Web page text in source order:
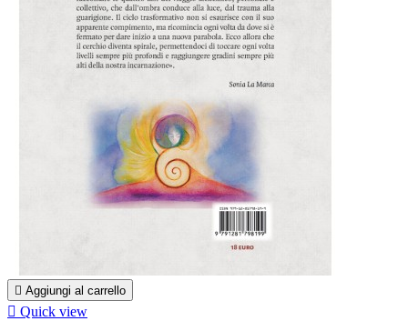
 Aggiungi al carrello
 Quick view